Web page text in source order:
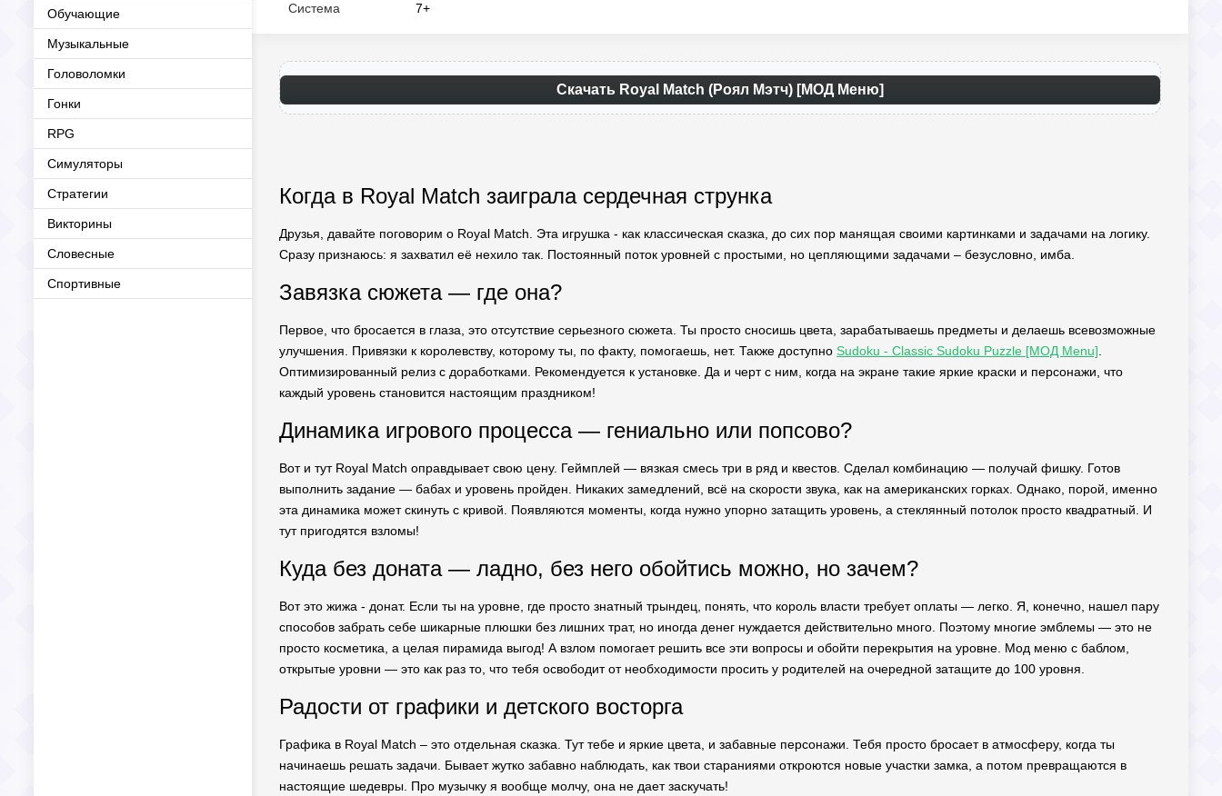
Обучающие
Музыкальные
Головоломки
Гонки
RPG
Симуляторы
Стратегии
Викторины
Словесные
Спортивные
Система 7+
Скачать Royal Match (Роял Мэтч) [МОД Меню]
Когда в Royal Match заиграла сердечная струнка
Друзья, давайте поговорим о Royal Match. Эта игрушка - как классическая сказка, до сих пор манящая своими картинками и задачами на логику.
Сразу признаюсь: я захватил её нехило так. Постоянный поток уровней с простыми, но цепляющими задачами – безусловно, имба.
Завязка сюжета — где она?
Первое, что бросается в глаза, это отсутствие серьезного сюжета. Ты просто сносишь цвета, зарабатываешь предметы и делаешь всевозможные
улучшения. Привязки к королевству, которому ты, по факту, помогаешь, нет. Также доступно Sudoku - Classic Sudoku Puzzle [МОД Menu]
Оптимизированный релиз с доработками. Рекомендуется к установке. Да и черт с ним, когда на экране такие яркие краски и персонажи, что
каждый уровень становится настоящим праздником!
Динамика игрового процесса — гениально или попсово?
Вот и тут Royal Match оправдывает свою цену. Геймплей — вязкая смесь три в ряд и квестов. Сделал комбинацию — получай фишку. Готов
выполнить задание — бабах и уровень пройден. Никаких замедлений, всё на скорости звука, как на американских горках. Однако, порой, именно
эта динамика может скинуть с кривой. Появляются моменты, когда нужно упорно затащить уровень, а стеклянный потолок просто квадратный. И
тут пригодятся взломы!
Куда без доната — ладно, без него обойтись можно, но зачем?
Вот это жижа - донат. Если ты на уровне, где просто знатный трындец, понять, что король власти требует оплаты — легко. Я, конечно, нашел пару
способов забрать себе шикарные плюшки без лишних трат, но иногда денег нуждается действительно много. Поэтому многие эмблемы — это не
просто косметика, а целая пирамида выгод! А взлом помогает решить все эти вопросы и обойти перекрытия на уровне. Мод меню с баблом,
открытые уровни — это как раз то, что тебя освободит от необходимости просить у родителей на очередной затащите до 100 уровня.
Радости от графики и детского восторга
Графика в Royal Match – это отдельная сказка. Тут тебе и яркие цвета, и забавные персонажи. Тебя просто бросает в атмосферу, когда ты
начинаешь решать задачи. Бывает жутко забавно наблюдать, как твои стараниями откроются новые участки замка, а потом превращаются в
настоящие шедевры. Про музычку я вообще молчу, она не дает заскучать!